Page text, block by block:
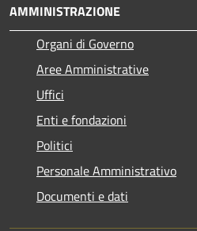
AMMINISTRAZIONE
Organi di Governo
Aree Amministrative
Uffici
Enti e fondazioni
Politici
Personale Amministrativo
Documenti e dati